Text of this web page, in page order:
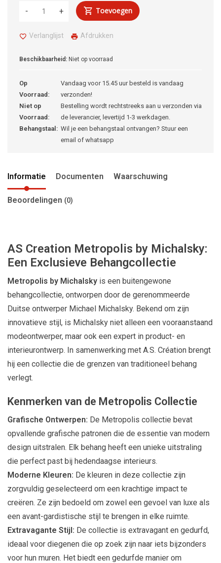
+
- Toevoegen
Verlanglijst Afdrukken
Beschikbaarheid: Niet op voorraad
Op
Voorraad:
Vandaag voor 15.45 uur besteld is vandaag
verzonden!
Niet op
Voorraad:
Bestelling wordt rechtstreeks aan u verzonden via
de leverancier, levertijd 1-3 werkdagen.
Behangstaal: Wil je een behangstaal ontvangen? Stuur een
email of whatsapp
Informatie Documenten Waarschuwing
Beoordelingen (0)
AS Creation Metropolis by Michalsky:
Een Exclusieve Behangcollectie
Metropolis by Michalsky is een buitengewone
behangcollectie, ontworpen door de gerenommeerde
Duitse ontwerper Michael Michalsky. Bekend om zijn
innovatieve stijl, is Michalsky niet alleen een vooraanstaand
modeontwerper, maar ook een expert in product- en
interieurontwerp. In samenwerking met A.S. Création brengt
hij een collectie die de grenzen van traditioneel behang
verlegt.
Kenmerken van de Metropolis Collectie
Grafische Ontwerpen: De Metropolis collectie bevat
opvallende grafische patronen die de essentie van modern
design uitstralen. Elk behang heeft een unieke uitstraling
die perfect past bij hedendaagse interieurs.
Moderne Kleuren: De kleuren in deze collectie zijn
zorgvuldig geselecteerd om een krachtige impact te
creëren. Ze zijn bedoeld om zowel een gevoel van luxe als
een avant-gardistische stijl te brengen in elke ruimte.
Extravagante Stijl: De collectie is extravagant en gedurfd,
ideaal voor diegenen die op zoek zijn naar iets bijzonders
voor hun muren. Het biedt een gedurfde manier om